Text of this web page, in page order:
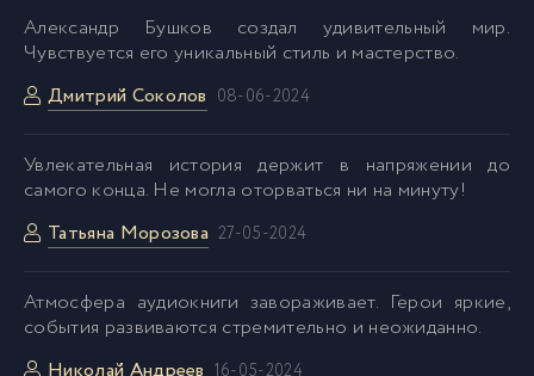
Александр Бушков создал удивительный мир.
Чувствуется его уникальный стиль и мастерство.
Дмитрий Соколов 08-06-2024
Увлекательная история держит в напряжении до
самого конца. Не могла оторваться ни на минуту!
Татьяна Морозова 27-05-2024
Атмосфера аудиокниги завораживает. Герои яркие,
события развиваются стремительно и неожиданно.
16-05-2024